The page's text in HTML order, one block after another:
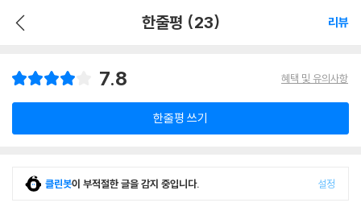
한줄평 (23) 리뷰
7.8 혜택 및 유의사항
한줄평 쓰기
클린봇이 부적절한 글을 감지 중입니다. 설정